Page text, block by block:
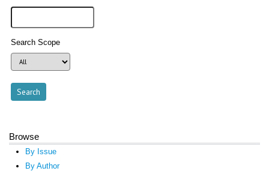
Search Scope
Browse
By Issue
By Author